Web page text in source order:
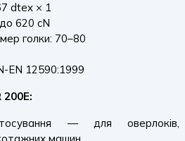
dtex × 1
620 cN
голки: 70–80
EN 12590:1999
— для оверлоків,